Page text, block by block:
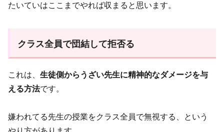
たいていはここまでやれば収まると思います。
クラス全員で団結して拒否る
これは、生徒側からうざい先生に精神的なダメージを与
える方法です。
嫌われてる先生の授業をクラス全員で無視する、という